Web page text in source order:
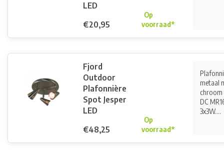
LED
€20,95
Op
voorraad*
Fjord
Outdoor
Plafonnière
Spot Jesper
LED
€48,25
Op
voorraad*
metaal
chroom
DC
3x3W....